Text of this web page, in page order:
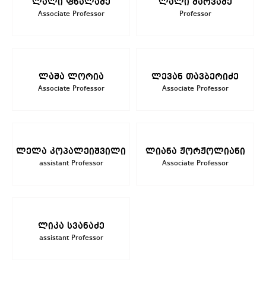
ლალი ფხალაძე
Associate Professor
ლალი შარვაძე
Professor
ლაშა ლორია
Associate Professor
ლევან თავბერიძე
Associate Professor
ლელა კოპალეიშვილი
assistant Professor
ლიანა ჟორჟოლიანი
Associate Professor
ლიკა სვანაძე
assistant Professor